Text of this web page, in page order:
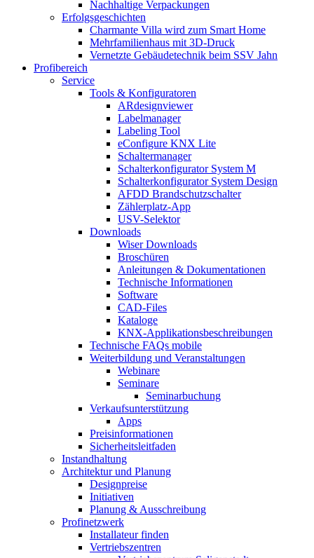
Nachhaltige Verpackungen
Erfolgsgeschichten
Charmante Villa wird zum Smart Home
Mehrfamilienhaus mit 3D-Druck
Vernetzte Gebäudetechnik beim SSV Jahn
Profibereich
Service
Tools & Konfiguratoren
ARdesignviewer
Labelmanager
Labeling Tool
eConfigure KNX Lite
Schaltermanager
Schalterkonfigurator System M
Schalterkonfigurator System Design
AFDD Brandschutzschalter
Zählerplatz-App
USV-Selektor
Downloads
Wiser Downloads
Broschüren
Anleitungen & Dokumentationen
Technische Informationen
Software
CAD-Files
Kataloge
KNX-Applikationsbeschreibungen
Technische FAQs mobile
Weiterbildung und Veranstaltungen
Webinare
Seminare
Seminarbuchung
Verkaufsunterstützung
Apps
Preisinformationen
Sicherheitsleitfaden
Instandhaltung
Architektur und Planung
Designpreise
Initiativen
Planung & Ausschreibung
Profinetzwerk
Installateur finden
Vertriebszentren